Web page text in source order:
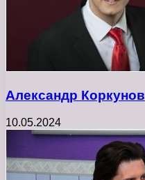
Александр Коркунов
10.05.2024